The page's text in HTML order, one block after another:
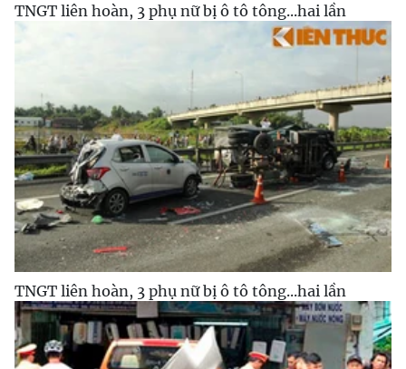
TNGT liên hoàn, 3 phụ nữ bị ô tô tông...hai lần
TNGT liên hoàn, 3 phụ nữ bị ô tô tông...hai lần